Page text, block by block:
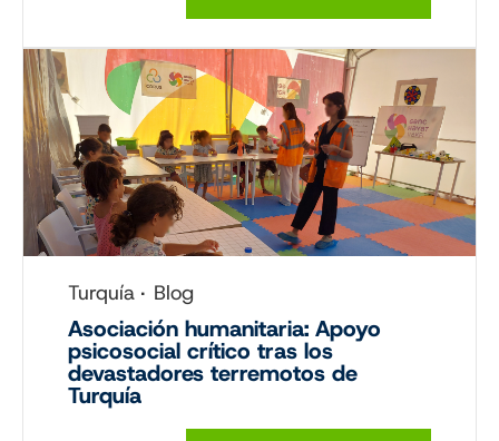
Turquía Blog
Asociación humanitaria: Apoyo
psicosocial crítico tras los
devastadores terremotos de
Turquía